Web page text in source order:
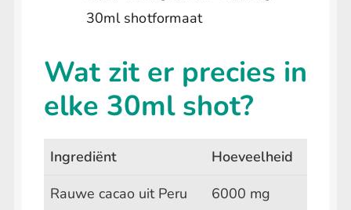
30ml shotformaat
Wat zit er precies in
elke 30ml shot?
Ingrediënt
Hoeveelheid
Rauwe cacao uit Peru
6000 mg